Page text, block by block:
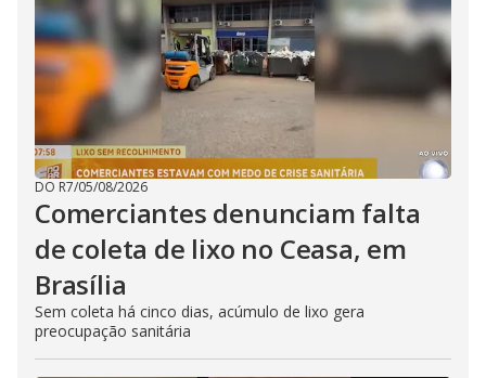
DO R7/05/08/2026
Comerciantes denunciam falta
de coleta de lixo no Ceasa, em
Brasília
Sem coleta há cinco dias, acúmulo de lixo gera
preocupação sanitária